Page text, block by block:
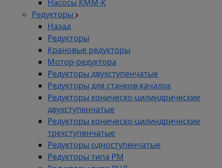
Насосы КММ-К
Редукторы
Назад
Редукторы
Крановые редукторы
Мотор-редуктора
Редукторы двухступенчатые
Редукторы для станков-качалок
Редукторы коническо-цилиндрические
двухступенчатые
Редукторы коническо-цилиндрические
трехступенчатые
Редукторы одноступенчатые
Редукторы типа РМ